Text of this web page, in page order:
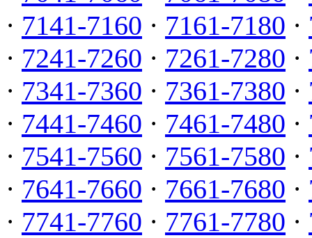
· 7141-7160 · 7161-7180 ·
· 7241-7260 · 7261-7280 ·
· 7341-7360 · 7361-7380 ·
· 7441-7460 · 7461-7480 ·
· 7541-7560 · 7561-7580 ·
· 7641-7660 · 7661-7680 ·
· 7741-7760 · 7761-7780 ·